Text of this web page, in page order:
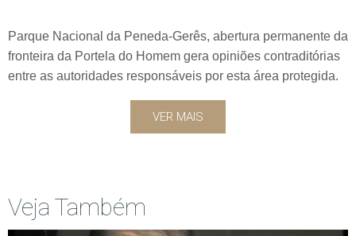
Parque Nacional da Peneda-Gerês, abertura permanente da
fronteira da Portela do Homem gera opiniões contraditórias
entre as autoridades responsáveis por esta área protegida.
VER MAIS
Veja Também